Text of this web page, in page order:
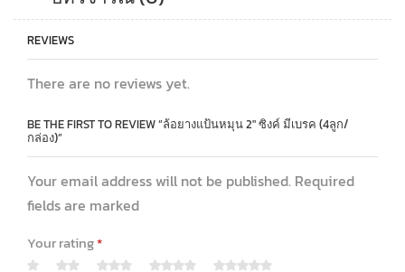
REVIEWS
There are no reviews yet.
BE THE FIRST TO REVIEW “ล้อยางแป้นหมุน 2″ ซิงค์ มีเบรค (4ลูก/
กล่อง)”
Your email address will not be published. Required
fields are marked
Your rating*